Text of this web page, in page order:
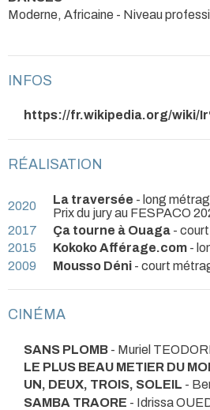
Moderne, Africaine - Niveau
INFOS
https://fr.wikipedia.org/wiki/
RÉALISATION
2020 La traversée - long
Prix du jury au FESPACO
2017
Ça tourne à Ouaga -
2015
Kokoko Afférage.com -
2009
Mousso Déni - court
CINÉMA
SANS PLOMB - Muriel
LE PLUS BEAU METIER DU
UN, DEUX, TROIS, SOLEIL -
SAMBA TRAORE - Idrissa